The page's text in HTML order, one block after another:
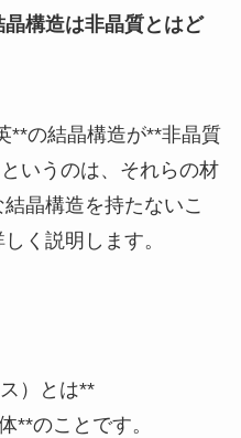
構造は非晶質とはど
**の結晶構造が**非晶質
いうのは、それらの材
晶構造を持たないこ
く説明します。
）とは**
**のことです。